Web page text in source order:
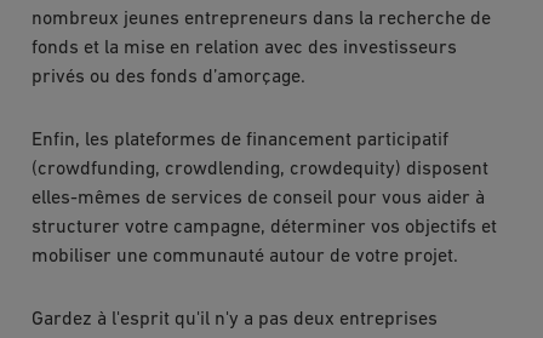
nombreux jeunes entrepreneurs dans la recherche de
fonds et la mise en relation avec des investisseurs
privés ou des fonds d’amorçage.
Enfin, les plateformes de financement participatif
(crowdfunding, crowdlending, crowdequity) disposent
elles-mêmes de services de conseil pour vous aider à
structurer votre campagne, déterminer vos objectifs et
mobiliser une communauté autour de votre projet.
Gardez à l'esprit qu'il n'y a pas deux entreprises